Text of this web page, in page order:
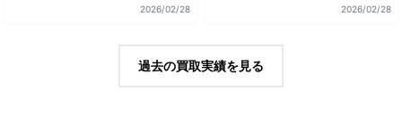
2026/02/28 2026/02/28
過去の買取実績を見る